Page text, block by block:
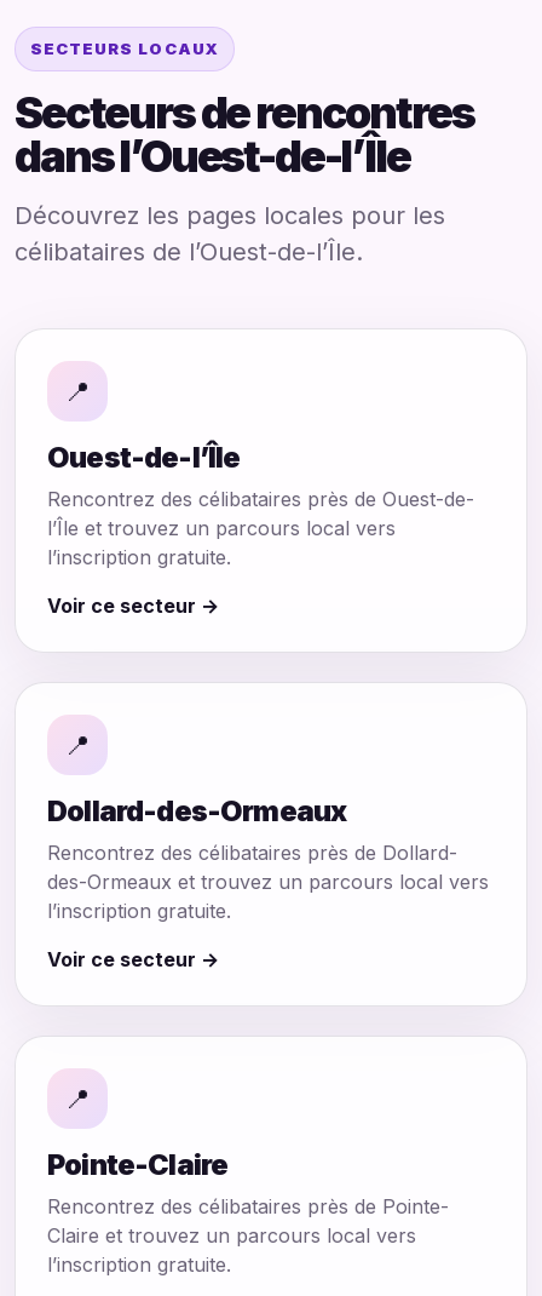
SECTEURS LOCAUX
Secteurs de rencontres
dans l’Ouest-de-l’Île
Découvrez les pages locales pour les
célibataires de l’Ouest-de-l’Île.
📍
Ouest-de-l’Île
Rencontrez des célibataires près de Ouest-de-
l’Île et trouvez un parcours local vers
l’inscription gratuite.
Voir ce secteur →
📍
Dollard-des-Ormeaux
Rencontrez des célibataires près de Dollard-
des-Ormeaux et trouvez un parcours local vers
l’inscription gratuite.
Voir ce secteur →
📍
Pointe-Claire
Rencontrez des célibataires près de Pointe-
Claire et trouvez un parcours local vers
l’inscription gratuite.